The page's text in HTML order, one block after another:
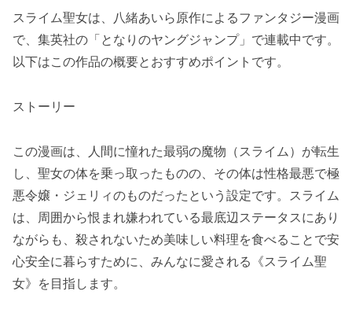
スライム聖女は、八緒あいら原作によるファンタジー漫画
で、集英社の「となりのヤングジャンプ」で連載中です。
以下はこの作品の概要とおすすめポイントです。
ストーリー
この漫画は、人間に憧れた最弱の魔物（スライム）が転生
し、聖女の体を乗っ取ったものの、その体は性格最悪で極
悪令嬢・ジェリィのものだったという設定です。スライム
は、周囲から恨まれ嫌われている最底辺ステータスにあり
ながらも、殺されないため美味しい料理を食べることで安
心安全に暮らすために、みんなに愛される《スライム聖
女》を目指します。